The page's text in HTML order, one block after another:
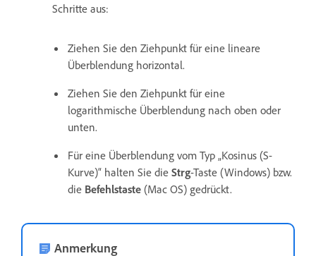
Schritte aus:
Ziehen Sie den Ziehpunkt für eine lineare
Überblendung horizontal.
Ziehen Sie den Ziehpunkt für eine
logarithmische Überblendung nach oben oder
unten.
Für eine Überblendung vom Typ „Kosinus (S-
Kurve)“ halten Sie die Strg-Taste (Windows) bzw.
die Befehlstaste (Mac OS) gedrückt.
Anmerkung